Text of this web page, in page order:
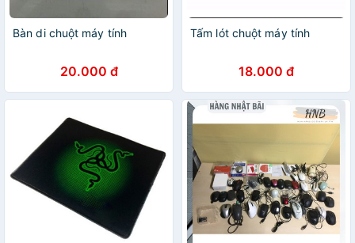
Bàn di chuột máy tính
20.000 đ
Tấm lót chuột máy tính
18.000 đ